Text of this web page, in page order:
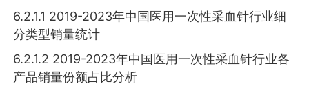
6.2.1.1 2019-2023年中国医用一次性采血针行业细
分类型销量统计
6.2.1.2 2019-2023年中国医用一次性采血针行业各
产品销量份额占比分析